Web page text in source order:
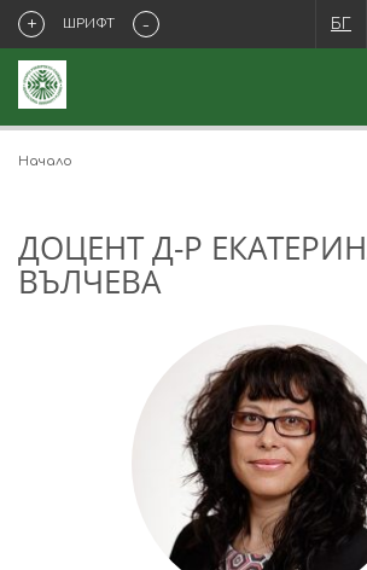
+ ШРИФТ - БГ
Начало
ДОЦЕНТ Д-Р
ВЪЛЧЕВА